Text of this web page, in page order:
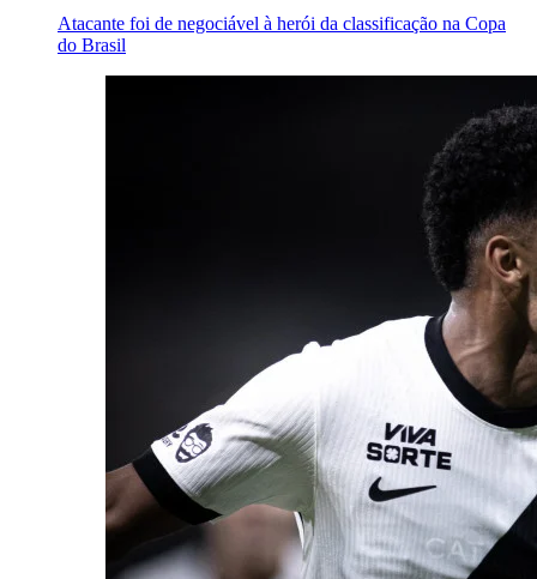
Atacante foi de negociável à herói da classificação na Copa
do Brasil